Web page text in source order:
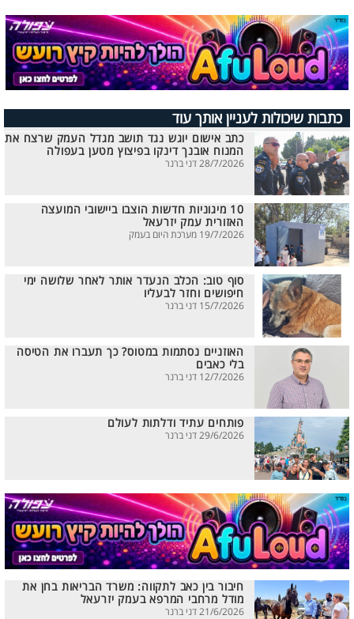
כתבות שיכולות לעניין אותך עוד
כתב אישום יוגש נגד תושב מגדל העמק שרצח את
המנוח אובנך דינקו בפיצוץ מטען בעפולה
28/7/2026 דני ברנר
10 מיגוניות חדשות הוצבו ביישובי המועצה
האזורית עמק יזרעאל
19/7/2026 מערכת היום בעמק
סוף טוב: הכלב הנעדר אותר לאחר שלושה ימי
חיפושים וחזר לבעליו
15/7/2026 דני ברנר
האוזניים נסתמות במטוס? כך תעברו את הטיסה
בלי כאבים
12/7/2026 דני ברנר
פותחים עתיד ודלתות לעולם
29/6/2026 דני ברנר
חיבור בין כאב לתקווה: משרד הבריאות בחן את
מודל מרחבי המרפא בעמק יזרעאל
21/6/2026 דני ברנר